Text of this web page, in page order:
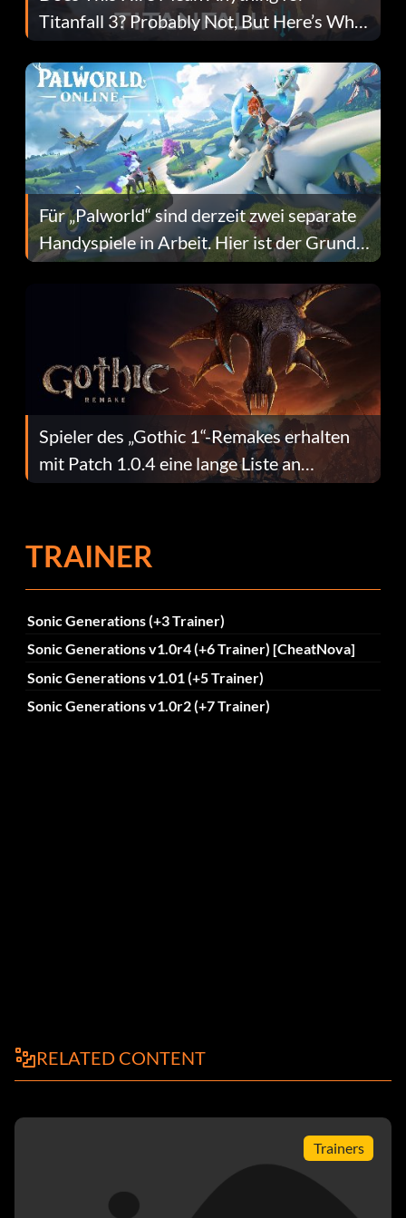
Titanfall 3? Probably Not, But Here’s Why
Fans Are Hopeful
Für „Palworld“ sind derzeit zwei separate
Handyspiele in Arbeit. Hier ist der Grund
dafür.
Spieler des „Gothic 1“-Remakes erhalten
mit Patch 1.0.4 eine lange Liste an
Fehlerbehebungen
TRAINER
Sonic Generations (+3 Trainer)
Sonic Generations v1.0r4 (+6 Trainer) [CheatNova]
Sonic Generations v1.01 (+5 Trainer)
Sonic Generations v1.0r2 (+7 Trainer)
RELATED CONTENT
Trainers